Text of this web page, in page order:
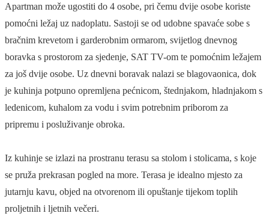
Apartman može ugostiti do 4 osobe, pri čemu dvije osobe koriste
pomoćni ležaj uz nadoplatu. Sastoji se od udobne spavaće sobe s
bračnim krevetom i garderobnim ormarom, svijetlog dnevnog
boravka s prostorom za sjedenje, SAT TV-om te pomoćnim ležajem
za još dvije osobe. Uz dnevni boravak nalazi se blagovaonica, dok
je kuhinja potpuno opremljena pećnicom, štednjakom, hladnjakom s
ledenicom, kuhalom za vodu i svim potrebnim priborom za
pripremu i posluživanje obroka.
Iz kuhinje se izlazi na prostranu terasu sa stolom i stolicama, s koje
se pruža prekrasan pogled na more. Terasa je idealno mjesto za
jutarnju kavu, objed na otvorenom ili opuštanje tijekom toplih
proljetnih i ljetnih večeri.